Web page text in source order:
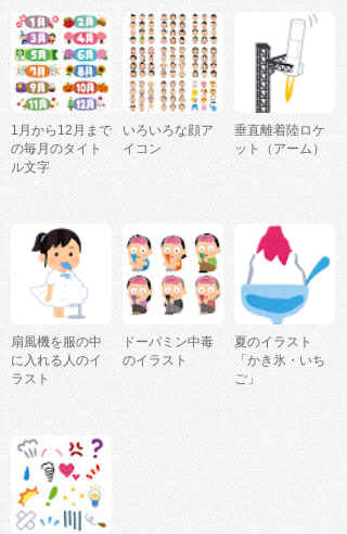
1月から12月まで
の毎月のタイト
ル文字
いろいろな顔ア
イコン
垂直離着陸ロケ
ット（アーム）
扇風機を服の中
に入れる人のイ
ラスト
ドーパミン中毒
のイラスト
夏のイラスト
「かき氷・いち
ご」